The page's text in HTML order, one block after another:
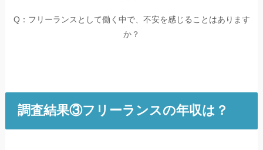
Q：フリーランスとして働く中で、不安を感じることはあります
か？
調査結果③フリーランスの年収は？